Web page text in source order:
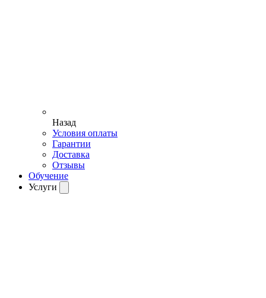
Назад
Условия оплаты
Гарантии
Доставка
Отзывы
Обучение
Услуги